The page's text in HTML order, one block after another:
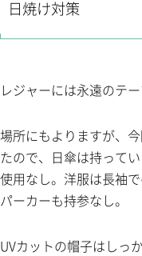
日焼け対策
レジャーには永遠のテ
場所にもよりますが、
たので、日傘は持って
使用なし。洋服は長袖
パーカーも持参なし。
UVカットの帽子はしっ